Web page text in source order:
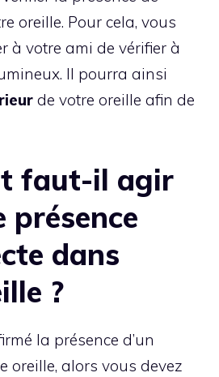
oreille. Pour cela, vous
à votre ami de vérifier à
Il pourra ainsi
de votre oreille afin de
faut-il agir
présence
dans
?
la présence d’un
oreille, alors vous devez